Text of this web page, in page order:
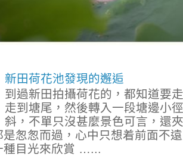
新田荷花池發現的邂逅
到過新田拍攝荷花的，都知道要
走到塘尾，然後轉入一段塘邊小
斜，不單只沒甚麼景色可言，還
是怱怱而過，心中只想着前面不
種目光來欣賞 …...